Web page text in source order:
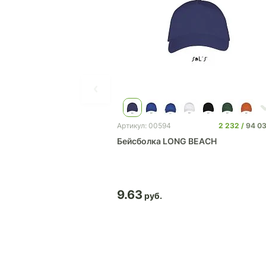
Артикул: 00594 2 232 94
Бейсболка LONG BEACH
9.63